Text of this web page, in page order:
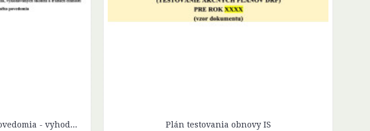
Plán rozvoja bezpečnostného povedomia - vyhodnotenie účinnosti
Plán testovania obnovy IS